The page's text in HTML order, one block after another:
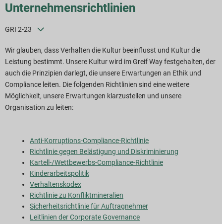
Unternehmensrichtlinien
GRI 2-23
Wir glauben, dass Verhalten die Kultur beeinflusst und Kultur die
Leistung bestimmt. Unsere Kultur wird im Greif Way festgehalten, der
auch die Prinzipien darlegt, die unsere Erwartungen an Ethik und
Compliance leiten. Die folgenden Richtlinien sind eine weitere
Möglichkeit, unsere Erwartungen klarzustellen und unsere
Organisation zu leiten:
Anti-Korruptions-Compliance-Richtlinie
Richtlinie gegen Belästigung und Diskriminierung
Kartell-/Wettbewerbs-Compliance-Richtlinie
Kinderarbeitspolitik
Verhaltenskodex
Richtlinie zu Konfliktmineralien
Sicherheitsrichtlinie für Auftragnehmer
Leitlinien der Corporate Governance